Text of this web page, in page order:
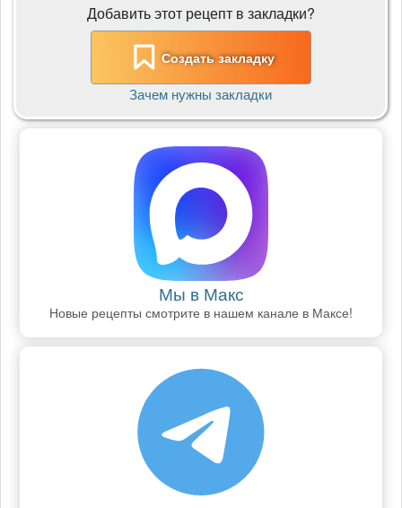
Добавить этот рецепт в закладки?
Создать закладку
Зачем нужны закладки
Мы в Макс
Новые рецепты смотрите в нашем канале в Максе!